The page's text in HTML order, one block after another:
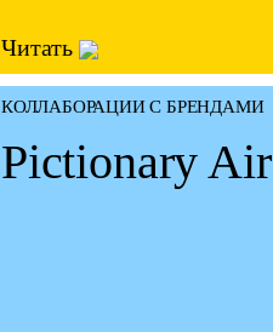
Читать
КОЛЛАБОРАЦИИ С БРЕНДАМИ
Pictionary Air